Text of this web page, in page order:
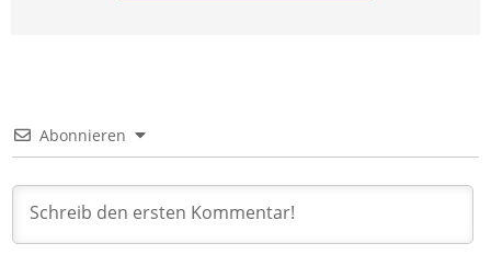
Abonnieren